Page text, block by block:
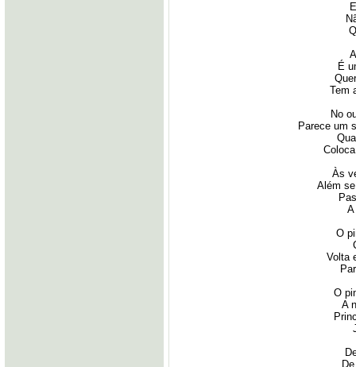
É
Tem
No
Parece um
Às
Além
A
O
Volta
O
A